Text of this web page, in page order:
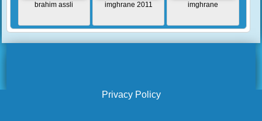
brahim assli imghrane 2011 imghrane
Privacy Policy